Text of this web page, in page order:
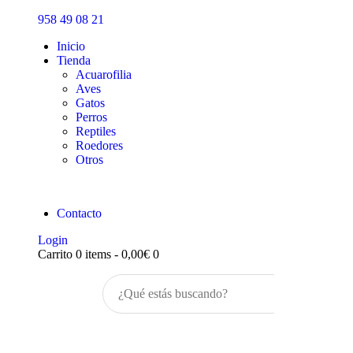
958 49 08 21
Inicio
Tienda
Acuarofilia
Aves
Gatos
Perros
Reptiles
Roedores
Otros
Contacto
Login
Carrito 0 items - 0,00€ 0
Inicio